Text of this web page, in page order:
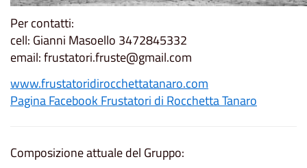
Per contatti:
cell: Gianni Masoello 3472845332
email: frustatori.fruste@gmail.com
www.frustatoridirocchettatanaro.com
Pagina Facebook Frustatori di Rocchetta Tanaro
Composizione attuale del Gruppo: